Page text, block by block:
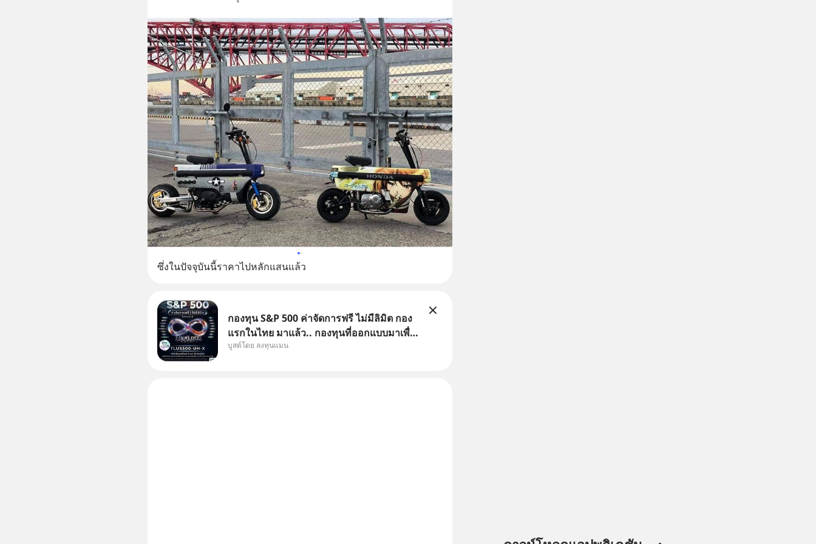
ซึ่งในปัจจุบันนี้ราคาไปหลักแสนแล้ว
กองทุน S&P 500 ค่าจัดการฟรี ไม่มีลิมิต กอง
แรกในไทย มาแล้ว.. กองทุนที่ออกแบบมาเพื่อ
แก้ Pain Point ใหญ่ของนักลงทุนไทยพร้อม
บูสต์โดย ลงทุนแมน